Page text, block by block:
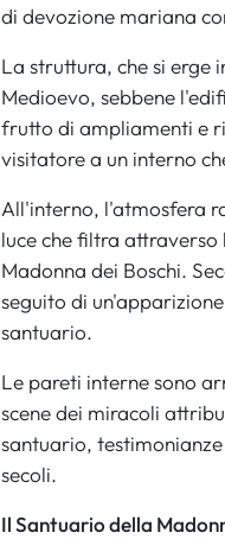
di devozione mariana
La struttura, che si erge
Medioevo, sebbene
frutto di ampliamenti e
visitatore a un interno
All'interno, l'atmosfera
luce che filtra
Madonna dei Boschi.
seguito di
santuario.
Le pareti interne sono
scene dei miracoli
santuario,
secoli.
Il Santuario della